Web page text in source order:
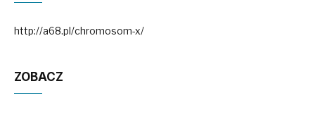
http://a68.pl/chromosom-x/
ZOBACZ